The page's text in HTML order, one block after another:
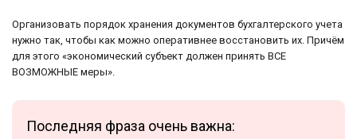
Организовать порядок хранения документов бухгалтерского учета
нужно так, чтобы как можно оперативнее восстановить их. Причём
для этого «экономический субъект должен принять ВСЕ
ВОЗМОЖНЫЕ меры».
Последняя фраза очень важна: